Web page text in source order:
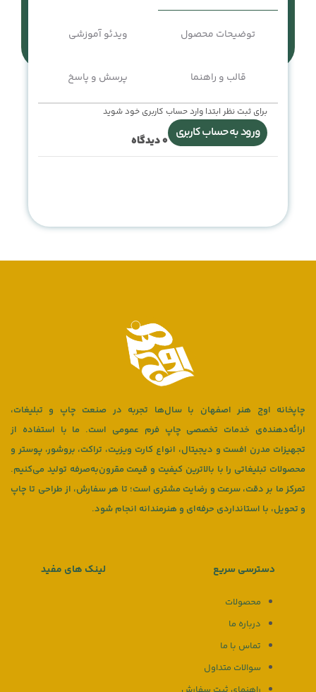
توضیحات محصول ویدئو آموزشی
قالب و راهنما پرسش و پاسخ
برای ثبت نظر ابتدا وارد حساب کاربری خود شوید
ورود به حساب کاربری 0دیدگاه
چاپخانه اوج هنر اصفهان با سال‌ها تجربه در صنعت چاپ و تبلیغات،
ارائه‌دهنده‌ی خدمات تخصصی چاپ فرم عمومی است. ما با استفاده از
تجهیزات مدرن افست و دیجیتال، انواع کارت ویزیت، تراکت، بروشور، پوستر و
محصولات تبلیغاتی را با بالاترین کیفیت و قیمت مقرون‌به‌صرفه تولید می‌کنیم.
تمرکز ما بر دقت، سرعت و رضایت مشتری است؛ تا هر سفارش، از طراحی تا چاپ
و تحویل، با استانداردی حرفه‌ای و هنرمندانه انجام شود.
دسترسی سریع
محصولات
درباره ما
تماس با ما
سوالات متداول
لینک های مفید